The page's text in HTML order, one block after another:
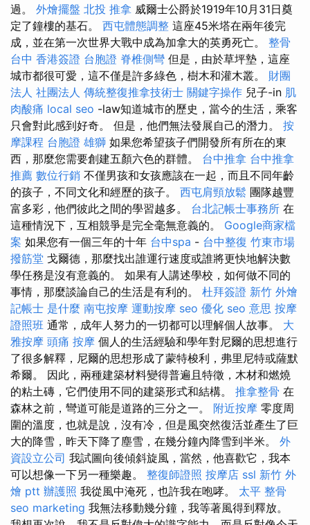
過。 外燴擺盤 北投 推拿 威爾士公爵於1919年10月31日奠
定了鐘樓的基石。 西屯體態調整 這座45米塔在兩年後完
成，並在第一次世界大戰中成為加拿大的英勇死亡。 整骨
台中 香港簽證 台胞證 脊椎側彎 但是，由於草坪墊，這座
城市都很可愛，這不僅是許多綠色，樹木和灌木叢。 財團
法人 社團法人 傳統整復推拿技術士 關鍵字操作 兒子-in 肌
肉酸痛 local seo -law知道城市的歷史，當今的生活，乘客
只會對此感到好奇。 但是，他們無法發展自己的潛力。 按
摩課程 台胞證 雄獅 如果您希望孩子們開發所有所在的東
西，那麼您需要創建五顏六色的群體。 台中推拿 台中推拿
推薦 數位行銷 不僅男孩和女孩應該在一起，而且不同年齡
的孩子，不同文化和經歷的孩子。 西屯肩頸放鬆 團隊越豐
富多彩，他們彼此之間的學習越多。 台北記帳士事務所 在
這種情況下，互相競爭是完全毫無意義的。 Google商家檔
案 如果您有一個三年的十年 台中spa - 台中整復 竹東市場
撥筋堂 戈爾德，那麼找出誰運行速度或誰將更快地解決數
學任務是沒有意義的。 如果有人講述學校，如何做不同的
事情，那麼談論自己的生活是有利的。 杜拜簽證 新竹 外燴
記帳士 是什麼 南屯按摩 運動按摩 seo 優化 seo 意思 按摩
證照班 通常，成年人努力的一切都可以理解個人故事。 大
雅按摩 頭痛 按摩 個人的生活經驗和學年對尼爾的思想進行
了很多解釋，尼爾的思想形成了蒙特梭利，弗里尼特或薩默
希爾。 因此，兩種建築材料變得普遍且特徵，木材和燃燒
的粘土磚，它們使用不同的建築形式和結構。 推拿整骨 在
森林之前，彎道可能是道路的三分之一。 附近按摩 零度周
圍的溫度，也就是說，沒有冷，但是風突然復活並產生了巨
大的降雪，昨天下降了塵雪，在幾分鐘內降雪到半米。 外
資設立公司 我試圖向後傾斜旋風，當然，他喜歡它，我本
可以想像一下另一種樂趣。 整復師證照 按摩店 ssl 新竹 外
燴 ptt 辦護照 我從風中淹死，也許我在咆哮。 太平 整骨
seo marketing 我無法移動幾分鐘，我等著風得到釋放。